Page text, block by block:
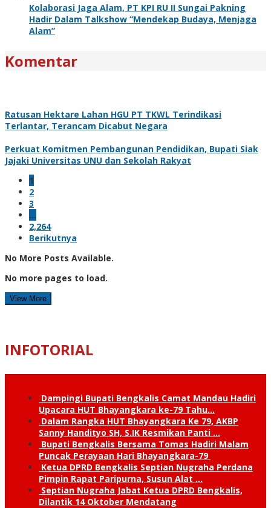
Kolaborasi Jaga Alam, PT KPI RU II Sungai Pakning
Hadir Dalam Talkshow “Mendekap Budaya, Menjaga
Alam”
Komentar
Ratusan Hektare Lahan HGU PT TKWL Terindikasi
Terlantar, Terancam Dicabut Negara
Perkuat Komitmen Pembangunan Pendidikan, Bupati Siak
Jajaki Universitas UNU dan Sekolah Rakyat
1
2
3
…
2,264
Berikutnya
No More Posts Available.
No more pages to load.
View More
INFOTORIAL
Dampingi Bupati Bengkalis Camat Mandau Hadiri
Upacara HUT Bhayangkara ke-79 Tahu…
Dalam Rangka HUT Bhayangkara Ke 79, AKBP
Sanny Handityo SH, S.IK Resmikan Panti …
Bupati Bengkalis Bersama Tomas Hadiri Malam
Puncak Perayaan Hari Bhayangkara-79
Ketua DPRD Bengkalis Septian Nugraha Perdana
Pimpin Rapat Paripurna, Susun Alat …
Septian Nugraha Jabat Ketua DPRD Bengkalis,
Dilantik 14 Oktober Mendatang